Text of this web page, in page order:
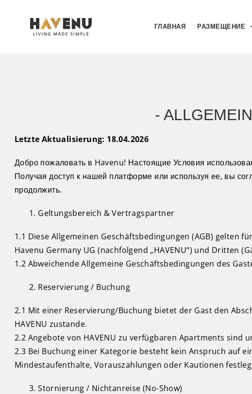
ГЛАВНАЯ РАЗМЕЩЕНИЕ
-
Letzte Aktualisierung: 18.04.2026
Добро пожаловать в Havenu! Настоящие Условия
Получая доступ к нашей платформе или используя ее, вы
продолжить.
Geltungsbereich & Vertragspartner
1.1 Diese Allgemeinen Geschäftsbedingungen (AGB) gelten
Havenu Germany UG (nachfolgend „HAVENU“) und Dritten
1.2 Abweichende Allgemeine Geschäftsbedingungen des
Reservierung / Buchung
2.1 Mit einer Reservierung/Buchung bietet der Gast den
HAVENU zustande.
2.2 Angebote von HAVENU zu verfügbaren Apartments sind
2.3 Bei Buchung einer Kategorie besteht kein Anspruch auf
Mindestaufenthalte, Vorauszahlungen oder Kautionen
Stornierung / Nichtanreise (No-Show)